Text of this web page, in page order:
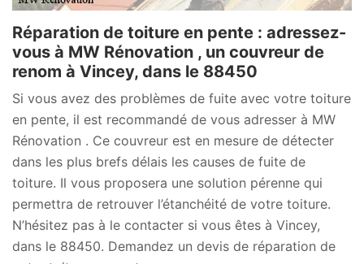
Réparation de toiture en pente : adressez-
vous à MW Rénovation , un couvreur de
renom à Vincey, dans le 88450
Si vous avez des problèmes de fuite avec votre toiture
en pente, il est recommandé de vous adresser à MW
Rénovation . Ce couvreur est en mesure de détecter
dans les plus brefs délais les causes de fuite de
toiture. Il vous proposera une solution pérenne qui
permettra de retrouver l’étanchéité de votre toiture.
N’hésitez pas à le contacter si vous êtes à Vincey,
dans le 88450. Demandez un devis de réparation de